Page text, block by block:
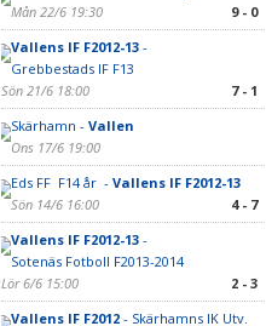
Mån 22/6 19:30
9 - 0
Vallens IF F2012-13-
Grebbestads IF F13
Sön 21/6 18:00
7 - 1
Skärhamn - Vallen
Ons 17/6 19:00
Eds FF F14 år - Vallens IF F2012-13
Sön 14/6 16:00
4 - 7
Vallens IF F2012-13-
Sotenäs Fotboll F2013-2014
Lör 6/6 15:00
2 - 3
Vallens IF F2012- Skärhamns IK Utv.